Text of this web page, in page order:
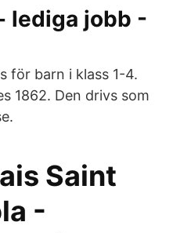
lediga jobb -
för barn i klass 1-4.
1862. Den drivs som
Saint
-